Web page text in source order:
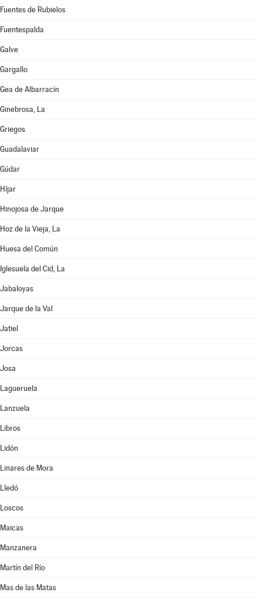
Fuentes de Rubielos
Fuentespalda
Galve
Gargallo
Gea de Albarracín
Ginebrosa, La
Griegos
Guadalaviar
Gúdar
Híjar
Hinojosa de Jarque
Hoz de la Vieja, La
Huesa del Común
Iglesuela del Cid, La
Jabaloyas
Jarque de la Val
Jatiel
Jorcas
Josa
Lagueruela
Lanzuela
Libros
Lidón
Linares de Mora
Lledó
Loscos
Maicas
Manzanera
Martín del Río
Mas de las Matas